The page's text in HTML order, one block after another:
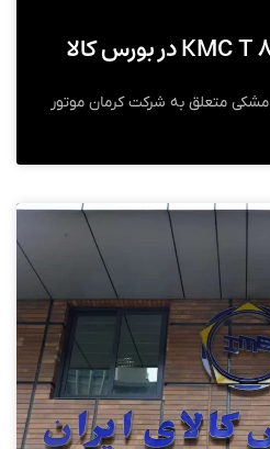
امروز ۵۰۰ دستگاه KMC T۸ مشکی متعلق به شرکت کرمان موتور